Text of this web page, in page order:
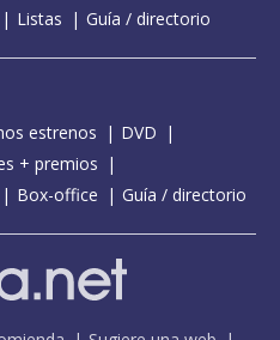
Listas Guía / directorio
estrenos
DVD
+ premios
Box-office Guía / directorio